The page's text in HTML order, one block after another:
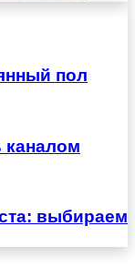
пол
каналом
выбираем